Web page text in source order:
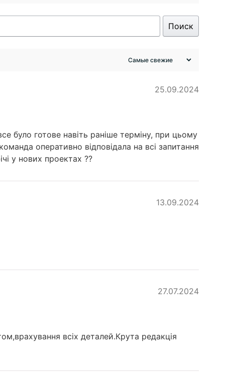
Поиск
25.09.2024
було готове навіть раніше терміну, при цьому
оперативно відповідала на всі запитання
у нових проектах ??
13.09.2024
27.07.2024
всіх деталей.Крута редакція